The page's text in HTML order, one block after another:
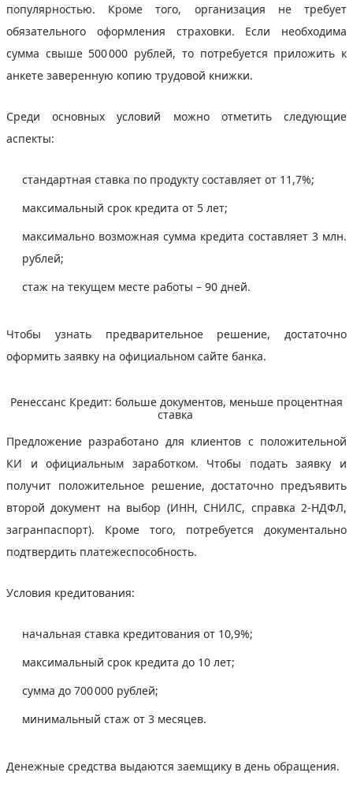
популярностью. Кроме того, организация не требует
обязательного оформления страховки. Если необходима
сумма свыше 500 000 рублей, то потребуется приложить к
анкете заверенную копию трудовой книжки.
Среди основных условий можно отметить следующие
аспекты:
стандартная ставка по продукту составляет от 11,7%;
максимальный срок кредита от 5 лет;
максимально возможная сумма кредита составляет 3 млн.
рублей;
стаж на текущем месте работы – 90 дней.
Чтобы узнать предварительное решение, достаточно
оформить заявку на официальном сайте банка.
Ренессанс Кредит: больше документов, меньше процентная
ставка
Предложение разработано для клиентов с положительной
КИ и официальным заработком. Чтобы подать заявку и
получит положительное решение, достаточно предъявить
второй документ на выбор (ИНН, СНИЛС, справка 2-НДФЛ,
загранпаспорт). Кроме того, потребуется документально
подтвердить платежеспособность.
Условия кредитования:
начальная ставка кредитования от 10,9%;
максимальный срок кредита до 10 лет;
сумма до 700 000 рублей;
минимальный стаж от 3 месяцев.
Денежные средства выдаются заемщику в день обращения.